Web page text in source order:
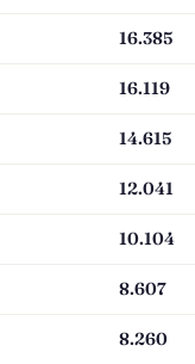
16.385
16.119
14.615
12.041
10.104
8.607
8.260